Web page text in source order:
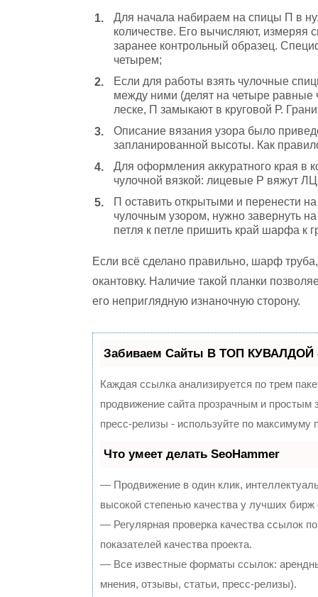
Для начала набираем на спицы П в
количестве. Его вычисляют, измеряя
заранее контрольный образец.
четырем;
Если для работы взять чулочные
между ними (делят на четыре равные
леске, П замыкают в круговой Р.
Описание вязания узора было
запланированной высоты. Как
Для оформления аккуратного края в
чулочной вязкой: лицевые Р вяжут
П оставить открытыми и перенести
чулочным узором, нужно завернуть
петля к петле пришить край шарфа к
Если всё сделано правильно, шарф
окантовку. Наличие такой планки
его неприглядную изнаночную сторону.
Забиваем Сайты В ТОП КУВАЛДОЙ -
Каждая ссылка анализируется по трем
продвижение сайта прозрачным и
пресс-релизы - используйте по
Что умеет делать SeoHammer
— Продвижение в один клик,
высокой степенью качества у лучших бирж
— Регулярная проверка качества ссылок
показателей качества проекта.
— Все известные форматы ссылок:
мнения, отзывы, статьи, пресс-релизы).